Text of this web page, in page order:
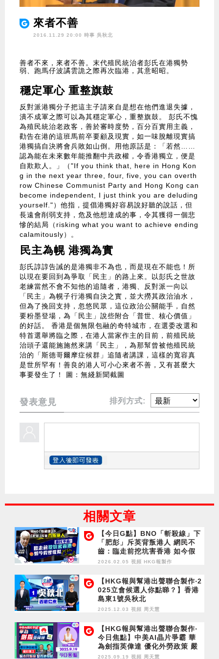
來者不善
2016.11.29 20:00 時事 吳秋北
善者不來，來者不善。末代殖民統治者彭氏在港獨勢
弱、跑馬仔波譎雲詭之際再次臨港，其意昭昭。
穩定軍心 重整旗鼓
反對派港獨分子把這主子請來自是想在他們進退失據，
潰不成軍之際可以為其穩定軍心，重整旗鼓。 彭氏不愧
為殖民統治老政客，善於審時度勢，百分百實用主義，
勸告在港的這班馬前卒要顧及現實，如一味脫離現實搞
港獨搞自決將會兵敗如山倒。用他原話是：「若然……
認為能在未來數年能推翻中共政權，令香港獨立，便是
自欺欺人。」（"If you think that, here in Hong Kon
g in the next year three, four, five, you can overth
row Chinese Communist Party and Hong Kong can
become independent, I just think you are deluding
yourself."）他指，提倡港獨好容易說好聽的說話，但
長遠會削弱支持，危及他想達成的事，令其獲得一個悲
慘的結局（risking what you want to achieve ending
calamitously）。
民主為幌 港獨為實
彭氏諄諄告誡的是港獨非不為也，而是現在不能也！所
以現在要回到為爭取「民主」的路上來。以彭氏之世故
老練當然不會不知他的追隨者，港獨、反對派一向以
「民主」為幌子行港獨自決之實，並大撈其政治油水，
但為了挽回支持，忽悠民眾，這位政治公關能手，自然
要粉墨登場，為「民主」說些附合「普世、核心價值」
的好話。 香港是個無限包融的奇特城市，在選委改選和
特首選舉將臨之際，在港人當家作主的目前，前殖民統
治頭子還能施施然來講「民主」，為那幫曾被他殖民統
治的「斯德哥爾摩症候群」追隨者講課，這樣的寬容真
是世所罕有！善良的港人可小心來者不善，又有甚麼大
事要發生了！ 圖：無綫新聞截圖
發表意見 排列方式:
相關文章
【今日G點】BNO「斬殺線」下
「肥彭」斥英背叛港人 網民不
齒：臨走前挖坑害香港 如今假
惺惺幫「亡」
2026.02.05 視頻 HKG報製作
【HKG報與幫港出聲聯合製作‧2
025立會候選人你點睇？】香港
島東1號吳秋北
2025.12.03 視頻 周天慧
【HKG報與幫港出聲聯合製作‧
今日焦點】中美AI晶片爭霸 華
為劍指英偉達 優化外勞政策 嚴
打黑工 保市民飯碗 促香港發展
2025.09.19 視頻 周天慧